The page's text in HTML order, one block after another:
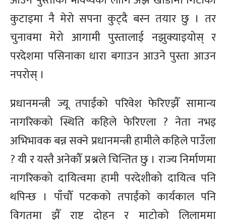
कुटाइमा नै मेरो सपना कुट्दै बस्न तयार छु । तर
चुनावमा मेरो आगामी पुस्तालाई नझुक्याइयोस् र
परदेशमा पसिनाका धारा बगाउन आउने पुस्ता आउन
नपरोस् ।
प्रधानमन्त्री ज्यू तपाईंको परिवेश फेरिएझैँ सामान्य
नागरिकको स्थिति कहिले फेरिएला ? नेता नभइ
अभिभावक बन्न सक्ने प्रधानमन्त्री हामीले कहिले पाउँला
? यी र यस्तै अनेकौँ प्रश्नले चिन्तित छु । राज्य निर्माणमा
नागरिकको दायित्वमा हामी परदेशीको दायित्व पनि
थपिन्छ । पाँचौँ पटकको तपाईंको कार्यकाल पनि
विगतमा झैँ राष्ट्र दोहन र माटोको लिलाममा